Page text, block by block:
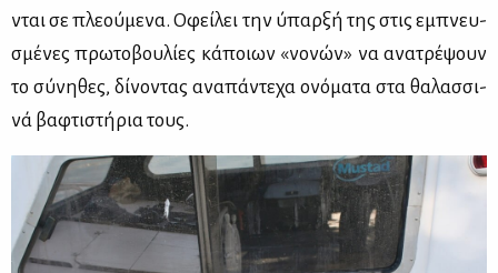
νται σε πλε­ού­με­να. Οφεί­λει την ύπαρ­ξή της στις εμπνευ­
σμέ­νες πρω­το­βου­λί­ες κά­ποιων «νο­νών» να ανα­τρέ­ψουν
το σύ­νη­θες, δί­νο­ντας ανα­πά­ντε­χα ονό­μα­τα στα θα­λασ­σι­
νά βα­φτι­στή­ρια τους.